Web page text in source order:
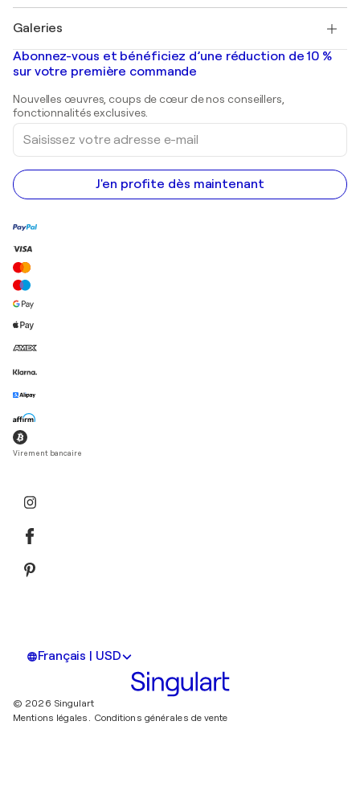
Banksy
Mr. Brainwash
Shepard Fairey
Tableaux abstraits à vendre
Peintures de paysage
Estampes
Peintures acryliques
Galeries
Galeries d'art en France
Galeries d'art en Belgique
Abonnez-vous et bénéficiez d’une réduction de 10 %
sur votre première commande
Nouvelles œuvres, coups de cœur de nos conseillers,
fonctionnalités exclusives.
Saisissez
votre
adresse
e-
mail
J'en profite dès maintenant
Virement bancaire
Français | USD
© 2026 Singulart
Mentions légales. Conditions générales de vente